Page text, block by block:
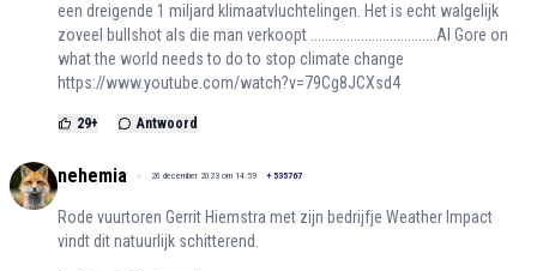
een dreigende 1 miljard klimaatvluchtelingen. Het is echt walgelijk
zoveel bullshot als die man verkoopt ...................................Al Gore on
what the world needs to do to stop climate change
https://www.youtube.com/watch?v=79Cg8JCXsd4
29+ Antwoord
nehemia 26 december 2023 om 14:59 + 535767
Rode vuurtoren Gerrit Hiemstra met zijn bedrijfje Weather Impact
vindt dit natuurlijk schitterend.